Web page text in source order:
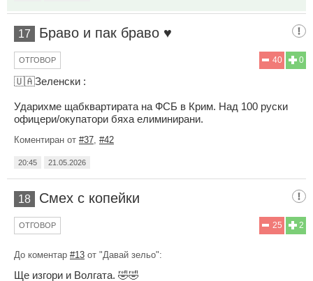
17 Браво и пак браво ♥️
0
40
ОТГОВОР
🇺🇦Зеленски :
Ударихме щабквартирата на ФСБ в Крим. Над 100 руски
офицери/окупатори бяха елиминирани.
Коментиран от #37 #42
20:45 21.05.2026
18 Смех с копейки
2
25
ОТГОВОР
До коментар #13 от "Давай зельо":
Ще изгори и Волгата. 🤣🤣